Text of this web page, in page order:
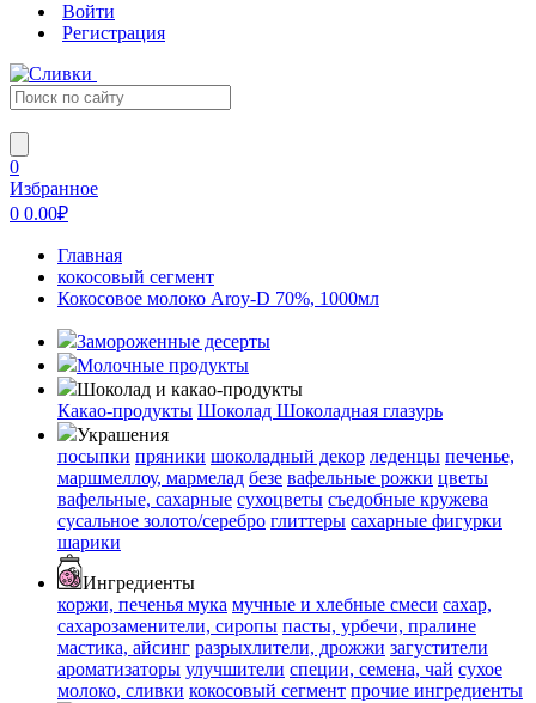
Войти
Регистрация
0
Избранное
0 0.00₽
Главная
кокосовый сегмент
Кокосовое молоко Aroy-D 70%, 1000мл
Замороженные десерты
Молочные продукты
Шоколад и какао-продукты
Какао-продукты Шоколад Шоколадная глазурь
Украшения
посыпки пряники шоколадный декор леденцы печенье,
маршмеллоу, мармелад безе вафельные рожки цветы
вафельные, сахарные сухоцветы съедобные кружева
сусальное золото/серебро глиттеры сахарные фигурки
шарики
Ингредиенты
коржи, печенья мука мучные и хлебные смеси сахар,
сахарозаменители, сиропы пасты, урбечи, пралине
мастика, айсинг разрыхлители, дрожжи загустители
ароматизаторы улучшители специи, семена, чай сухое
молоко, сливки кокосовый сегмент прочие ингредиенты